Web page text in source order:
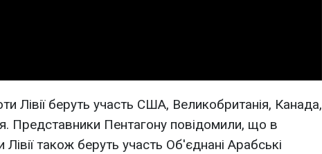
Лівії беруть участь США, Великобританія, Канада,
Представники Пентагону повідомили, що в
Лівії також беруть участь Об'єднані Арабські